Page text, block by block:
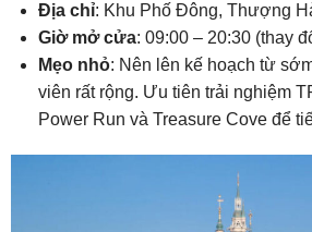
Địa chỉ: Khu Phố Đông, Thượng
Giờ mở cửa: 09:00 – 20:30 (thay
Mẹo nhỏ: Nên lên kế hoạch từ
viên rất rộng. Ưu tiên trải nghiệm
Power Run và Treasure Cove để